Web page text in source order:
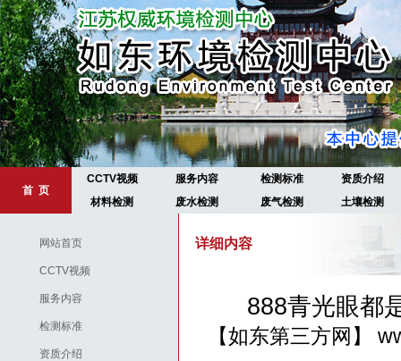
首 页
CCTV视频 服务内容 检测标准
资质介绍
材料检测
废水检测 废气检测 土壤检测
网站首页
CCTV视频
服务内容
检测标准
资质介绍
详细内容
888青光眼都
【如东第三方网】